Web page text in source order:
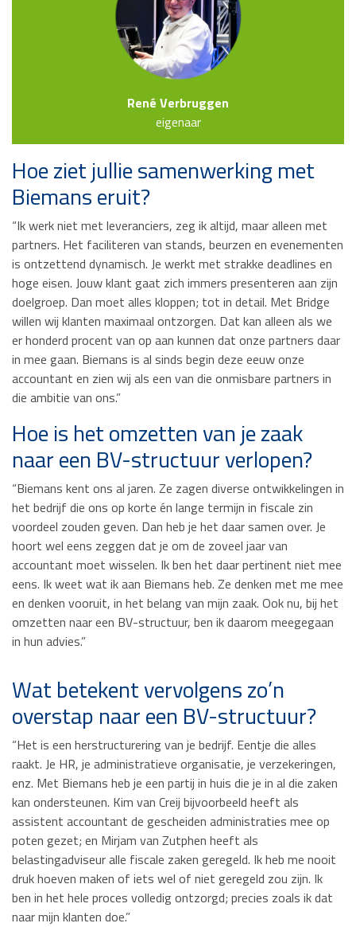
René Verbruggen
eigenaar
Hoe ziet jullie samenwerking met
Biemans eruit?
“Ik werk niet met leveranciers, zeg ik altijd, maar alleen met
partners. Het faciliteren van stands, beurzen en evenementen
is ontzettend dynamisch. Je werkt met strakke deadlines en
hoge eisen. Jouw klant gaat zich immers presenteren aan zijn
doelgroep. Dan moet alles kloppen; tot in detail. Met Bridge
willen wij klanten maximaal ontzorgen. Dat kan alleen als we
er honderd procent van op aan kunnen dat onze partners daar
in mee gaan. Biemans is al sinds begin deze eeuw onze
accountant en zien wij als een van die onmisbare partners in
die ambitie van ons.”
Hoe is het omzetten van je zaak
naar een BV-structuur verlopen?
“Biemans kent ons al jaren. Ze zagen diverse ontwikkelingen in
het bedrijf die ons op korte én lange termijn in fiscale zin
voordeel zouden geven. Dan heb je het daar samen over. Je
hoort wel eens zeggen dat je om de zoveel jaar van
accountant moet wisselen. Ik ben het daar pertinent niet mee
eens. Ik weet wat ik aan Biemans heb. Ze denken met me mee
en denken vooruit, in het belang van mijn zaak. Ook nu, bij het
omzetten naar een BV-structuur, ben ik daarom meegegaan
in hun advies.”
Wat betekent vervolgens zo’n
overstap naar een BV-structuur?
“Het is een herstructurering van je bedrijf. Eentje die alles
raakt. Je HR, je administratieve organisatie, je verzekeringen,
enz. Met Biemans heb je een partij in huis die je in al die zaken
kan ondersteunen. Kim van Creij bijvoorbeeld heeft als
assistent accountant de gescheiden administraties mee op
poten gezet; en Mirjam van Zutphen heeft als
belastingadviseur alle fiscale zaken geregeld. Ik heb me nooit
druk hoeven maken of iets wel of niet geregeld zou zijn. Ik
ben in het hele proces volledig ontzorgd; precies zoals ik dat
naar mijn klanten doe.”